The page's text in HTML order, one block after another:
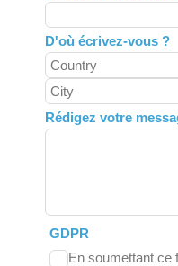
D'où écrivez-vous ?
Rédigez votre
GDPR
En soumettant ce